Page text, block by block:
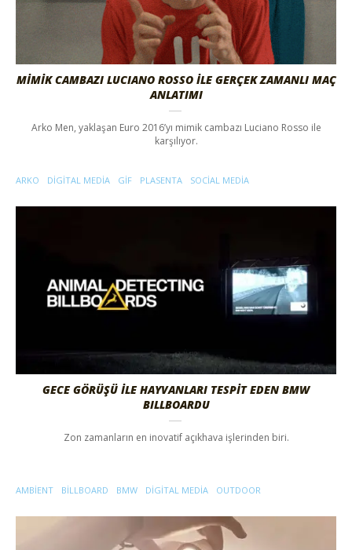
MİMİK CAMBAZI LUCIANO ROSSO İLE GERÇEK ZAMANLI MAÇ
ANLATIMI
Arko Men, yaklaşan Euro 2016’yı mimik cambazı Luciano Rosso ile
karşılıyor.
ARKO DIGITAL MEDIA GIF PLASENTA SOCIAL MEDIA
GECE GÖRÜŞÜ İLE HAYVANLARI TESPİT EDEN BMW
BILLBOARDU
Zon zamanların en inovatif açıkhava işlerinden biri.
AMBIENT BILLBOARD BMW DIGITAL MEDIA OUTDOOR